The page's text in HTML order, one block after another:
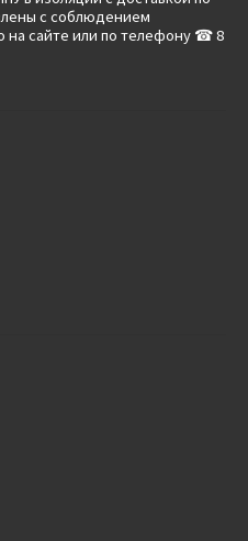
с соблюдением
на сайте или по телефону ☎ 8